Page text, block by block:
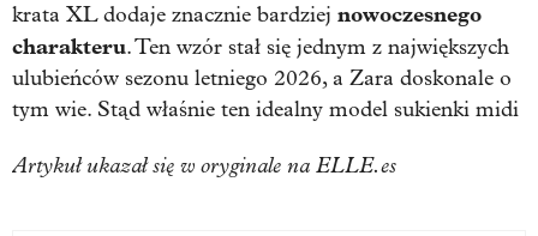
krata XL dodaje znacznie bardziej nowoczesnego
charakteru. Ten wzór stał się jednym z największych
ulubieńców sezonu letniego 2026, a Zara doskonale o
tym wie. Stąd właśnie ten idealny model sukienki midi
Artykuł ukazał się w oryginale na ELLE.es